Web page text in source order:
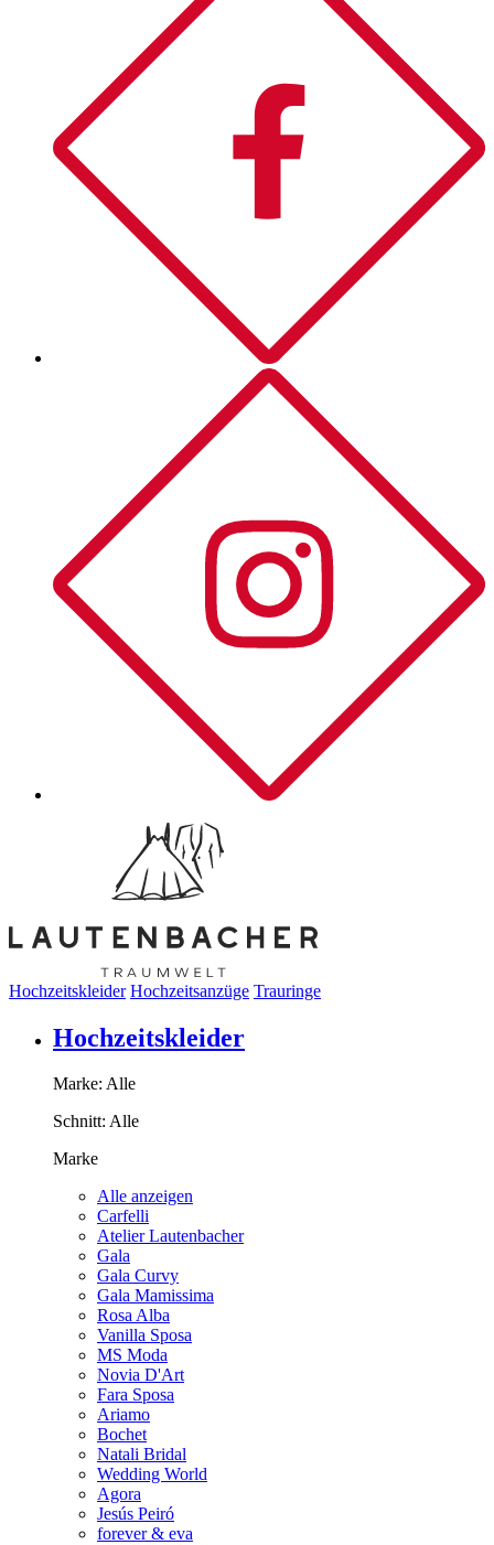
Hochzeitskleider Hochzeitsanzüge Trauringe
Hochzeitskleider
Marke: Alle
Schnitt: Alle
Marke
Alle anzeigen
Carfelli
Atelier Lautenbacher
Gala
Gala Curvy
Gala Mamissima
Rosa Alba
Vanilla Sposa
MS Moda
Novia D'Art
Fara Sposa
Ariamo
Bochet
Natali Bridal
Wedding World
Agora
Jesús Peiró
forever & eva